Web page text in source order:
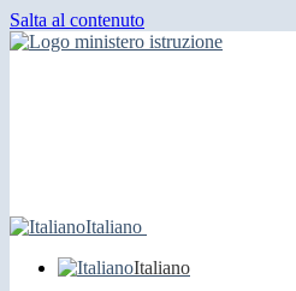
Salta al contenuto
Italiano
Italiano